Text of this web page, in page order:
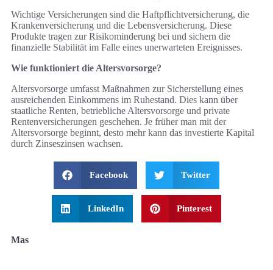
Wichtige Versicherungen sind die Haftpflichtversicherung, die
Krankenversicherung und die Lebensversicherung. Diese
Produkte tragen zur Risikominderung bei und sichern die
finanzielle Stabilität im Falle eines unerwarteten Ereignisses.
Wie funktioniert die Altersvorsorge?
Altersvorsorge umfasst Maßnahmen zur Sicherstellung eines
ausreichenden Einkommens im Ruhestand. Dies kann über
staatliche Renten, betriebliche Altersvorsorge und private
Rentenversicherungen geschehen. Je früher man mit der
Altersvorsorge beginnt, desto mehr kann das investierte Kapital
durch Zinseszinsen wachsen.
Facebook Twitter
LinkedIn Pinterest
Mas